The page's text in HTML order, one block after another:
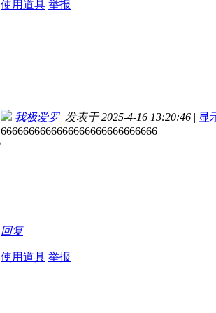
使用道具 举报
我极爱罗发表于 2025-4-16 13:20:46 | 显
6666666666666666666666666666
回复
使用道具 举报